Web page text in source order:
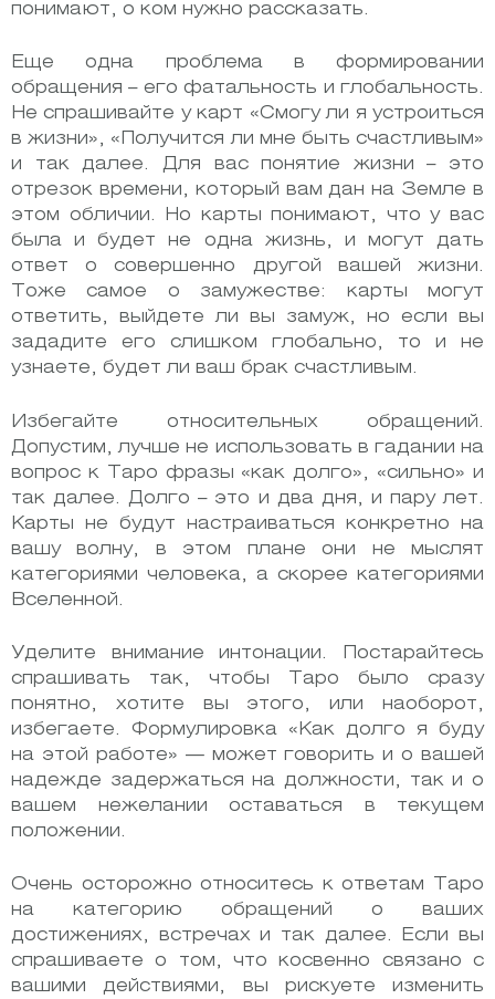
понимают, о ком нужно рассказать.
Еще одна проблема в формировании
обращения – его фатальность и глобальность.
Не спрашивайте у карт «Смогу ли я устроиться
в жизни», «Получится ли мне быть счастливым»
и так далее. Для вас понятие жизни – это
отрезок времени, который вам дан на Земле в
этом обличии. Но карты понимают, что у вас
была и будет не одна жизнь, и могут дать
ответ о совершенно другой вашей жизни.
Тоже самое о замужестве: карты могут
ответить, выйдете ли вы замуж, но если вы
зададите его слишком глобально, то и не
узнаете, будет ли ваш брак счастливым.
Избегайте относительных обращений.
Допустим, лучше не использовать в гадании на
вопрос к Таро фразы «как долго», «сильно» и
так далее. Долго – это и два дня, и пару лет.
Карты не будут настраиваться конкретно на
вашу волну, в этом плане они не мыслят
категориями человека, а скорее категориями
Вселенной.
Уделите внимание интонации. Постарайтесь
спрашивать так, чтобы Таро было сразу
понятно, хотите вы этого, или наоборот,
избегаете. Формулировка «Как долго я буду
на этой работе» — может говорить и о вашей
надежде задержаться на должности, так и о
вашем нежелании оставаться в текущем
положении.
Очень осторожно относитесь к ответам Таро
на категорию обращений о ваших
достижениях, встречах и так далее. Если вы
спрашиваете о том, что косвенно связано с
вашими действиями, вы рискуете изменить